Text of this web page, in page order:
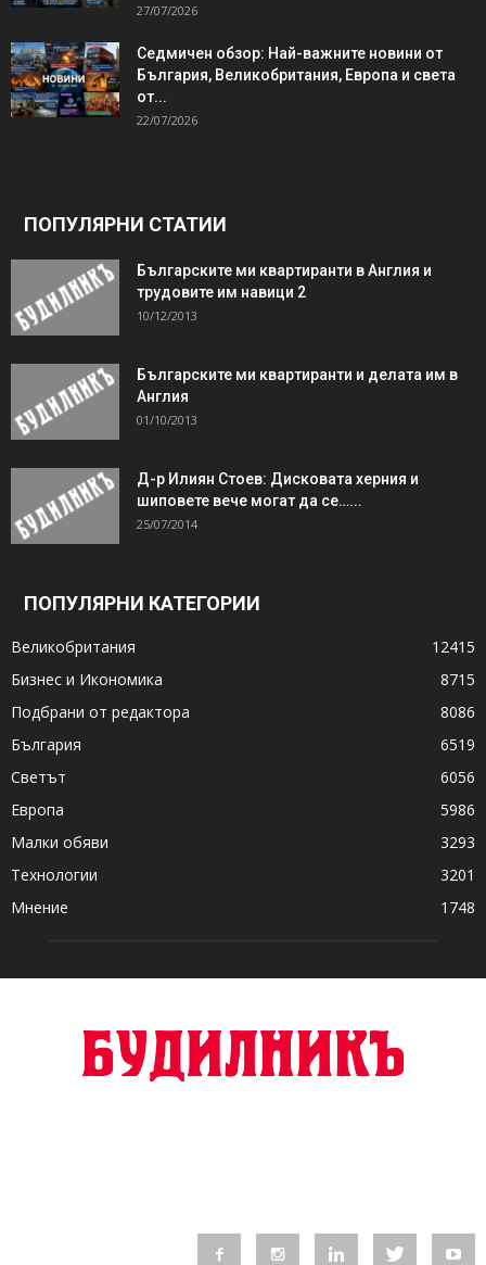
27/07/2026
Седмичен обзор: Най-важните новини от
България, Великобритания, Европа и света
от...
22/07/2026
ПОПУЛЯРНИ СТАТИИ
Българските ми квартиранти в Англия и
трудовите им навици 2
10/12/2013
Българските ми квартиранти и делата им в
Англия
01/10/2013
Д-р Илиян Стоев: Дисковата херния и
шиповете вече могат да се…...
25/07/2014
ПОПУЛЯРНИ КАТЕГОРИИ
Великобритания
12415
Бизнес и Икономика
8715
Подбрани от редактора
8086
България
6519
Светът
6056
Европа
5986
Малки обяви
3293
Технологии
3201
Мнение
1748